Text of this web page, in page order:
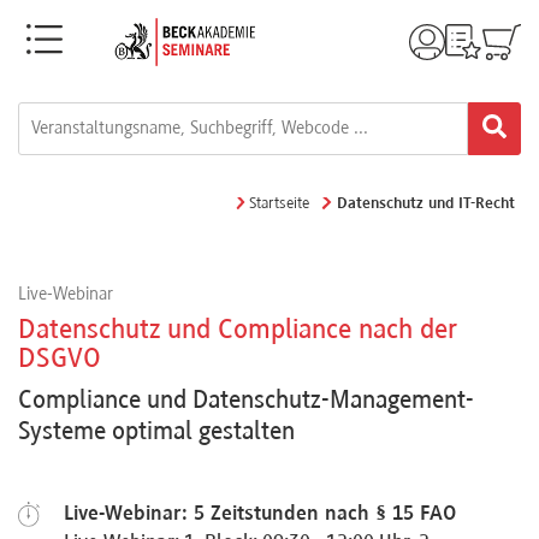
Menü
Webinare
e-
Startseite Datenschutz und IT-Recht
Live-Webinar
Datenschutz und Compliance nach der
DSGVO
Compliance und Datenschutz-Management-
Systeme optimal gestalten
Live-Webinar: 5 Zeitstunden nach § 15 FAO